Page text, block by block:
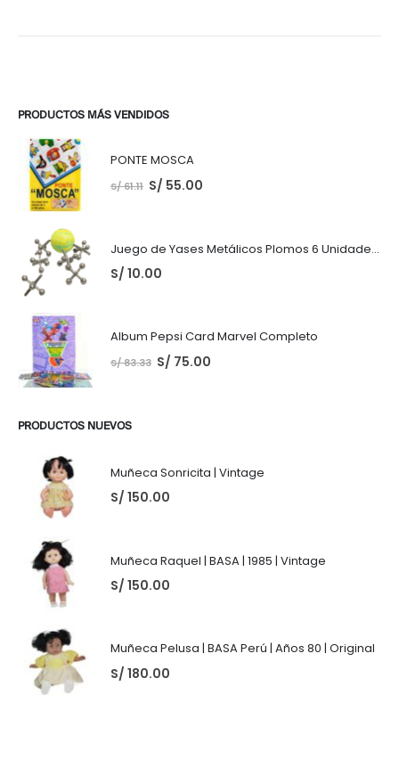
PRODUCTOS MÁS VENDIDOS
PONTE MOSCA
S/61.11 S/ 55.00
Juego de Yases Metálicos Plomos 6 Unidades + Pelota de Goma (En Bolsita Lista para Regalar)
S/ 10.00
Album Pepsi Card Marvel Completo
S/83.33 S/ 75.00
PRODUCTOS NUEVOS
Muñeca Sonricita | Vintage
S/ 150.00
Muñeca Raquel | BASA | 1985 | Vintage
S/ 150.00
Muñeca Pelusa | BASA Perú | Años 80 | Original
S/ 180.00